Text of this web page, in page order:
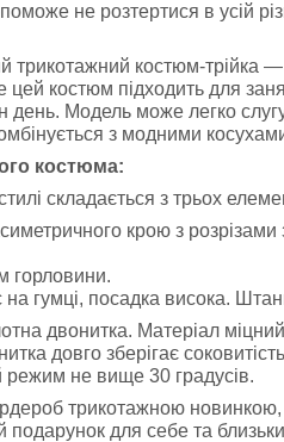
не розтертися в усій
костюм-трійка
костюм підходить для
день. Модель може легко
з модними
костюма:
складається з трьох
крою з
горловини.
гумці, посадка висока.
двонитка. Матеріал
довго зберігає
не вище 30 градусів.
трикотажною
для себе та